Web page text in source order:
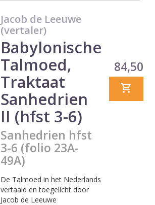
Jacob de Leeuwe
(vertaler)
Babylonische
Talmoed,
Traktaat
Sanhedrien
II (hfst 3-6)
Sanhedrien hfst
3-6 (folio 23A-
49A)
De Talmoed in het Nederlands
vertaald en toegelicht door
Jacob de Leeuwe
Prijs
84,50